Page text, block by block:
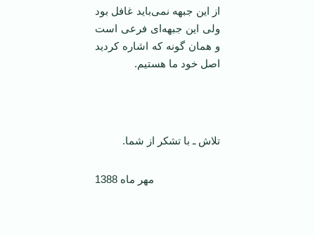
از این جبهه نمی‌باید غافل بود
ولی این جبهه‌ای فرعی است
و‌‌ همان گونه که اشاره کردید
اصل خود ما هستیم.
تلاش ـ با تشکر از شما.
مهر ماه 1388